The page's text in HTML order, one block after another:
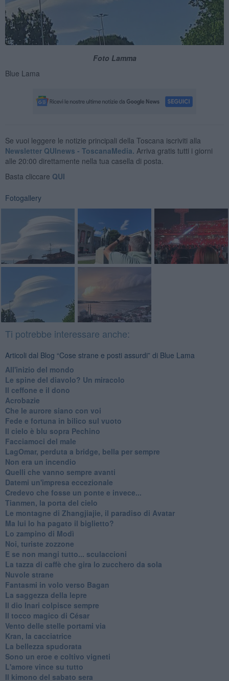
Foto Lamma
Blue Lama
Se vuoi leggere le notizie principali della Toscana iscriviti alla
Newsletter QUInews - ToscanaMedia. Arriva gratis tutti i giorni
alle 20:00 direttamente nella tua casella di posta.
Basta cliccare QUI
Fotogallery
Ti potrebbe interessare anche:
Articoli dal Blog “Cose strane e posti assurdi” di Blue Lama
All'inizio del mondo
Le spine del diavolo? Un miracolo
Il ceffone e il dono
Acrobazie
Che le aurore siano con voi
Fede e fortuna in bilico sul vuoto
Il cielo è blu sopra Pechino
Facciamoci del male
LagOmar, perduta a bridge, bella per sempre
Non era un incendio
Quelli che vanno sempre avanti
Datemi un'impresa eccezionale
Credevo che fosse un ponte e invece...
Tianmen, la porta del cielo
Le montagne di Zhangjiajie, il paradiso di Avatar
Ma lui lo ha pagato il biglietto?
Lo zampino di Modì
Noi, turiste zozzone
E se non mangi tutto... sculaccioni
La tazza di caffè che gira lo zucchero da sola
Nuvole strane
Fantasmi in volo verso Bagan
La saggezza della lepre
Il dio Inari colpisce sempre
Il tocco magico di César
Vento delle stelle portami via
Kran, la cacciatrice
La bellezza spudorata
Sono un eroe e coltivo vigneti
L'amore vince su tutto
Il kimono del sabato sera